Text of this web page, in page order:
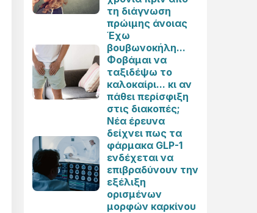
τη διάγνωση
πρώιμης άνοιας
Έχω
βουβωνοκήλη...
Φοβάμαι να
ταξιδέψω το
καλοκαίρι... κι αν
πάθει περίσφιξη
στις διακοπές;
Νέα έρευνα
δείχνει πως τα
φάρμακα GLP-1
ενδέχεται να
επιβραδύνουν την
εξέλιξη
ορισμένων
μορφών καρκίνου